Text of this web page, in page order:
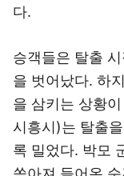
다.
승객들은 탈출
을 벗어났다. 하
을 삼키는 상황
시흥시)는 탈출
록 밀었다. 박모